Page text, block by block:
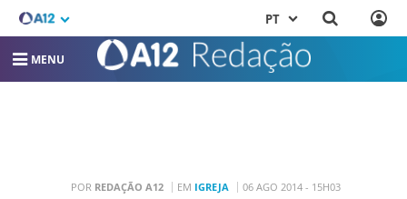
PT
MENU
POR REDAÇÃO A12 EM IGREJA 06 AGO 2014 - 15H03